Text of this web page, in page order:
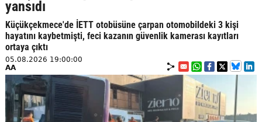
yansıdı
Küçükçekmece'de İETT otobüsüne çarpan otomobildeki 3 kişi
hayatını kaybetmişti, feci kazanın güvenlik kamerası kayıtları
ortaya çıktı
05.08.2026 19:00:00
AA